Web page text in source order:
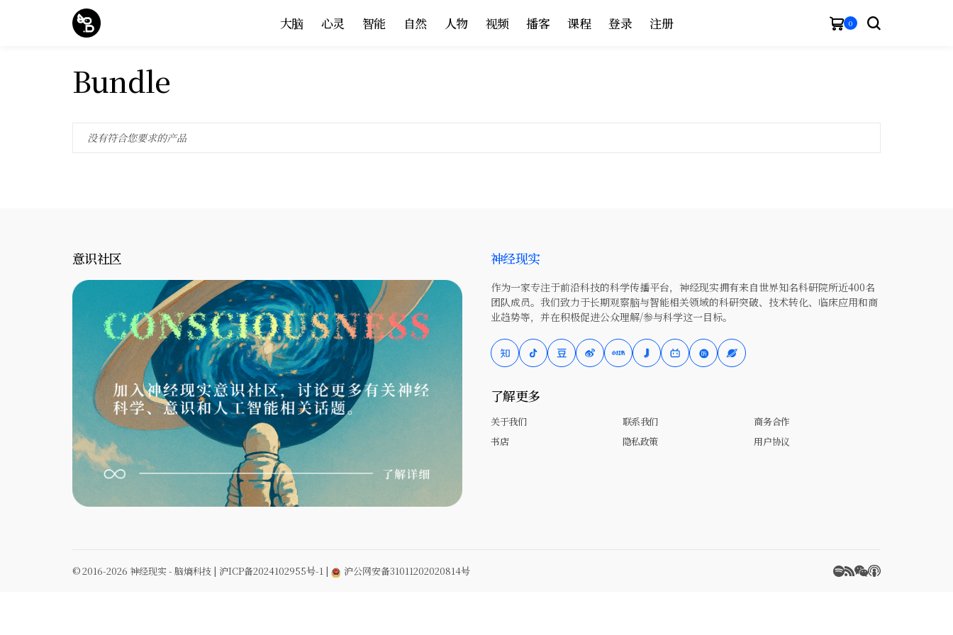
大脑 心灵 智能 自然 人物 视频 播客 课程 登录 注册 0
Bundle
没有符合您要求的产品
意识社区 神经现实
作为一家专注于前沿科技的科学传播平台，神经现实拥有来自世界知名科研院所近400名
团队成员。我们致力于长期观察脑与智能相关领域的科研突破、技术转化、临床应用和商
业趋势等，并在积极促进公众理解/参与科学这一目标。
了解更多
关于我们 联系我们
商务合作
书店
隐私政策 用户协议
© 2016-2026 神经现实 - 脑熵科技 | 沪ICP备2024102955号-1 | 沪公网安备31011202020814号